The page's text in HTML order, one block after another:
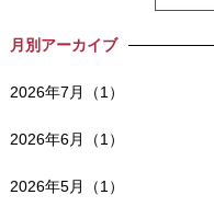
月別アーカイブ
2026年7月（1）
2026年6月（1）
2026年5月（1）